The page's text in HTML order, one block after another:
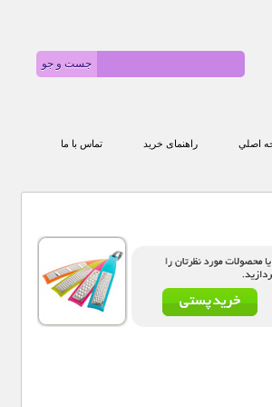
اصلي راهنمای خرید تماس با ما